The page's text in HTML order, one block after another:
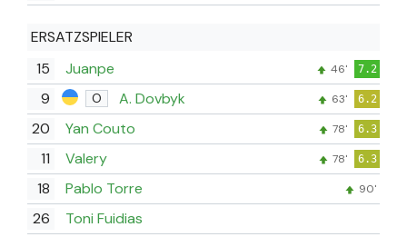
ERSATZSPIELER
15
Juanpe 46' 7.2
9 O A. Dovbyk 63' 6.2
20 Yan Couto 78' 6.3
11 Valery 78' 6.3
18 Pablo Torre 90'
26
Toni Fuidias